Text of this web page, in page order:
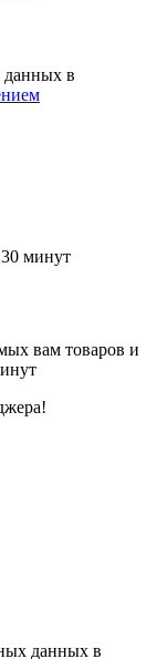
данных в
минут
вам товаров и
данных в